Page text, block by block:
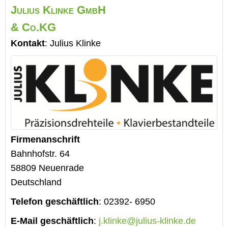
Julius Klinke GmbH
& Co.KG
Kontakt: Julius Klinke
Firmenanschrift
Bahnhofstr. 64
58809 Neuenrade
Deutschland
Telefon geschäftlich: 02392- 6950
E-Mail geschäftlich: j.klinke@julius-klinke.de